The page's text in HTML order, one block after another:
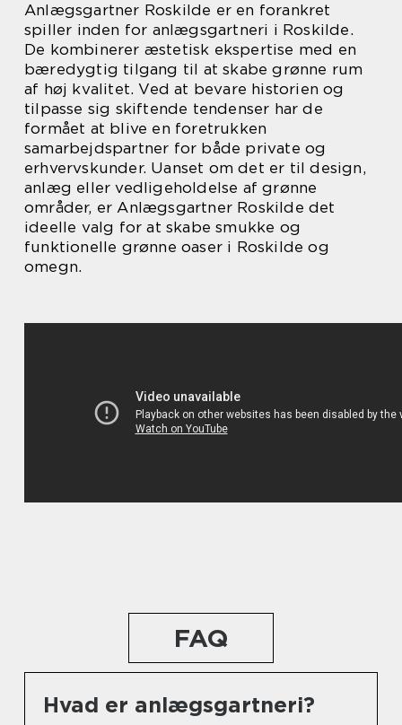
Anlægsgartner Roskilde er en forankret
spiller inden for anlægsgartneri i Roskilde.
De kombinerer æstetisk ekspertise med en
bæredygtig tilgang til at skabe grønne rum
af høj kvalitet. Ved at bevare historien og
tilpasse sig skiftende tendenser har de
formået at blive en foretrukken
samarbejdspartner for både private og
erhvervskunder. Uanset om det er til design,
anlæg eller vedligeholdelse af grønne
områder, er Anlægsgartner Roskilde det
ideelle valg for at skabe smukke og
funktionelle grønne oaser i Roskilde og
omegn.
FAQ
Hvad er anlægsgartneri?